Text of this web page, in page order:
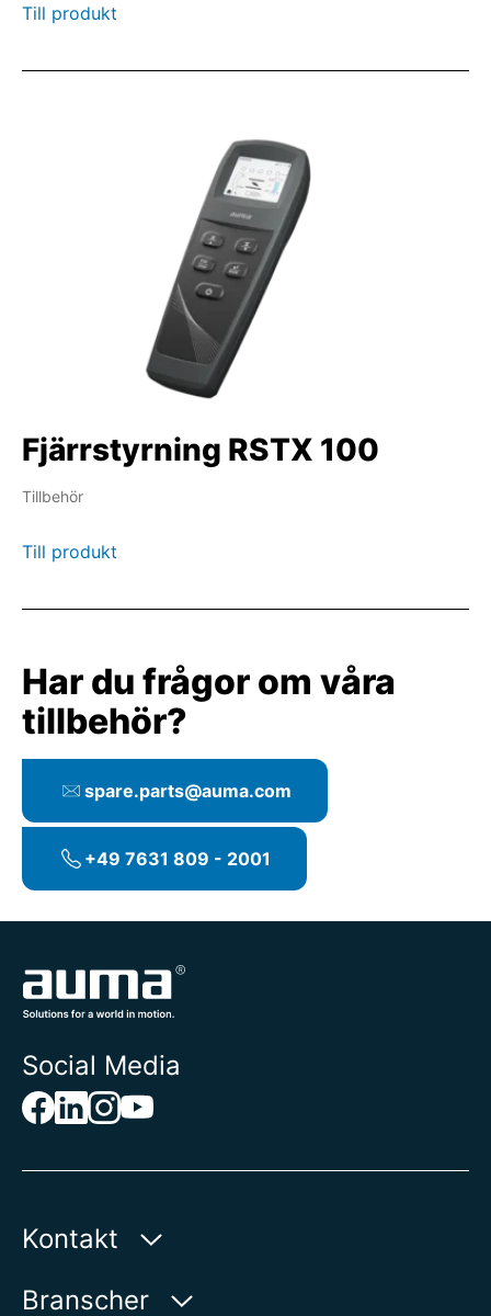
Till produkt
Fjärrstyrning RSTX 100
Tillbehör
Till produkt
Har du frågor om våra
tillbehör?
spare.parts@auma.com
+49 7631 809 - 2001
Social Media
Kontakt
AUMA Riester
Branscher